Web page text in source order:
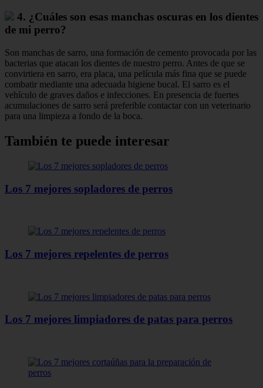
4. ¿Cuáles son esas manchas oscuras en los dientes
de mi perro?
Son manchas de sarro, una formación de cemento provocada por las
bacterias que atacan los dientes de nuestro perro. Antes de que se
convirtiera en sarro, era placa, una película más fina que se puede
combatir mediante una adecuada higiene bucal. El sarro es el
vehículo de graves daños e infecciones. En presencia de fuertes
acumulaciones de sarro será preferible contactar con un veterinario
para una limpieza a fondo de la boca.
También te puede interesar
Los 7 mejores sopladores de perros
Los 7 mejores repelentes de perros
Los 7 mejores limpiadores de patas para perros